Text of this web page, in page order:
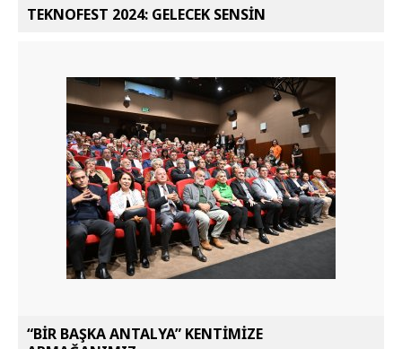
TEKNOFEST 2024: GELECEK SENSİN
“BİR BAŞKA ANTALYA” KENTİMİZE